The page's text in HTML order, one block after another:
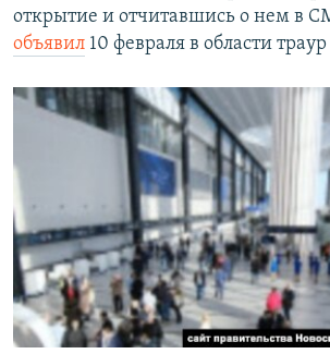
открытие и отчитавшись о нем в
объявил 10 февраля в области